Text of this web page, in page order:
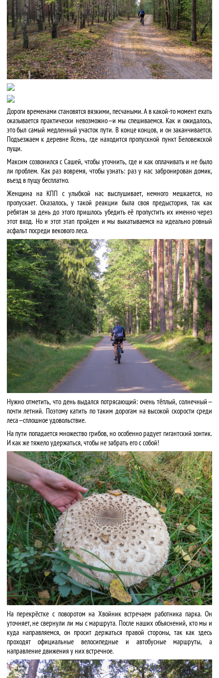
Дороги временами становятся вязкими, песчаными. А в какой-то момент ехать
оказывается практически невозможно — и мы спешиваемся. Как и ожидалось,
это был самый медленный участок пути. В конце концов, и он заканчивается.
Подъезжаем к деревне Ясень, где находится пропускной пункт Беловежской
пущи.
Максим созвонился с Сашей, чтобы уточнить, где и как оплачивать и не было
ли проблем. Как раз вовремя, чтобы узнать: раз у нас забронирован домик,
въезд в пущу бесплатно.
Женщина на КПП с улыбкой нас выслушивает, немного мешкается, но
пропускает. Оказалось, у такой реакции была своя предыстория, так как
ребятам за день до этого пришлось убедить её пропустить их именно через
этот вход. Но и этот этап пройден и мы выкатываемся на идеально ровный
асфальт посреди векового леса.
Нужно отметить, что день выдался потрясающий: очень тёплый, солнечный —
почти летний. Поэтому катить по таким дорогам на высокой скорости среди
леса — сплошное удовольствие.
На пути попадается множество грибов, но особенно радует гигантский зонтик.
И как же тяжело удержаться, чтобы не забрать его с собой!
На перекрёстке с поворотом на Хвойник встречаем работника парка. Он
уточняет, не свернули ли мы с маршрута. После наших объяснений, кто мы и
куда направляемся, он просит держаться правой стороны, так как здесь
проходят официальные велосипедные и автобусные маршруты, а
направление движения у них встречное.